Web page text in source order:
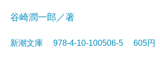
谷崎潤一郎／著
新潮文庫 978-4-10-100506-5 605円